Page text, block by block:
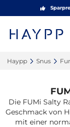
Haypp‎ Snus‎
Die FUMi Salty
Geschmack von
mit einer